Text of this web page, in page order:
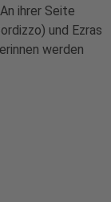
ihrer Seite
und Ezras
werden